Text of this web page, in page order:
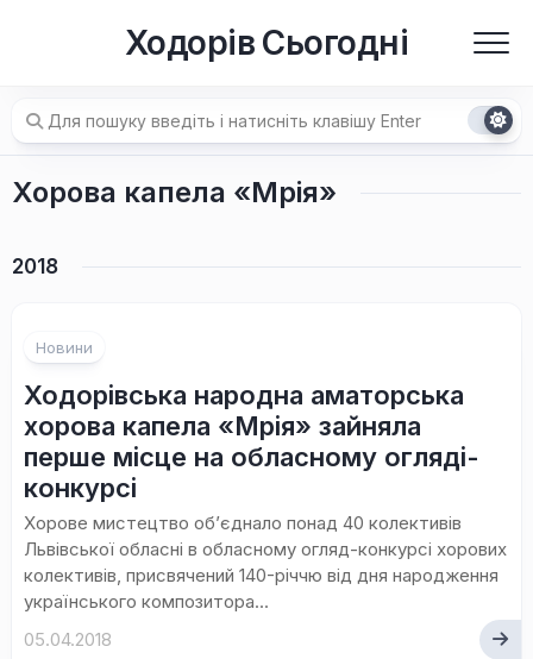
Ходорів Сьогодні
Хорова капела «Мрія»
2018
Новини
Ходорівська народна аматорська
хорова капела «Мрія» зайняла
перше місце на обласному огляді-
конкурсі
Хорове мистецтво об’єднало понад 40 колективів
Львівської обласні в обласному огляд-конкурсі хорових
колективів, присвячений 140-річчю від дня народження
українського композитора...
05.04.2018